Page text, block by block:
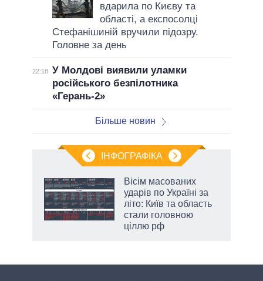
вдарила по Києву та
області, а експосолці
Стефанішиній вручили підозру.
Головне за день
22:18 У Молдові виявили уламки
російського безпілотника
«Герань-2»
Більше новин
ІНФОГРАФІКА
Вісім масованих
ударів по Україні за
літо: Київ та область
стали головною
ціллю рф